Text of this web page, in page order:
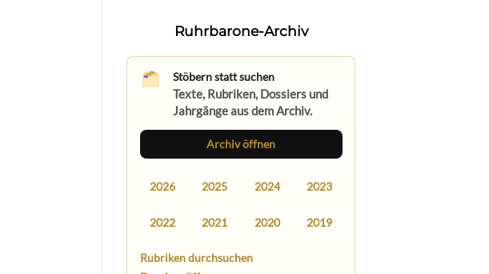
Ruhrbarone-Archiv
Stöbern statt suchen
Texte, Rubriken, Dossiers und
Jahrgänge aus dem Archiv.
Archiv öffnen
2026 2025 2024 2023
2022 2021 2020 2019
Rubriken durchsuchen